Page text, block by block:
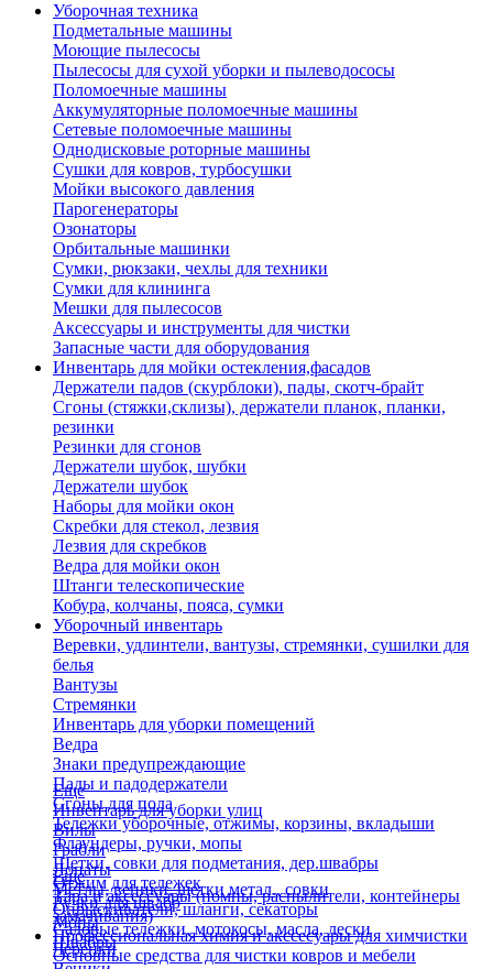
Уборочная техника
Подметальные машины
Моющие пылесосы
Пылесосы для сухой уборки и пылеводососы
Поломоечные машины
Аккумуляторные поломоечные машины
Сетевые поломоечные машины
Однодисковые роторные машины
Сушки для ковров, турбосушки
Мойки высокого давления
Парогенераторы
Озонаторы
Орбитальные машинки
Сумки, рюкзаки, чехлы для техники
Сумки для клининга
Мешки для пылесосов
Аксессуары и инструменты для чистки
Запасные части для оборудования
Инвентарь для мойки остекления,фасадов
Держатели падов (скурблоки), пады, скотч-брайт
Сгоны (стяжки,склизы), держатели планок, планки,
резинки
Резинки для сгонов
Держатели шубок, шубки
Держатели шубок
Наборы для мойки окон
Скребки для стекол, лезвия
Лезвия для скребков
Ведра для мойки окон
Штанги телескопические
Кобура, колчаны, пояса, сумки
Уборочный инвентарь
Веревки, удлинтели, вантузы, стремянки, сушилки для
белья
Вантузы
Стремянки
Инвентарь для уборки помещений
Ведра
Знаки предупреждающие
Пады и падодержатели
Сгоны для пола
Тележки уборочные, отжимы, корзины, вкладыши
Флаундеры, ручки, мопы
Щетки, совки для подметания, дер.швабры
Отжим для тележек
Ручки для швабр
Мопы
Швабры
Еще
Инвентарь для уборки улиц
Вилы
Грабли
Лопаты
Метлы, веники, щетки метал., совки
Опрыскиватели, шланги, секаторы
Садовые тележки, мотокосы, масла, лески
Черенки
Еще
Тара и аксессуары (помпы, распылители, контейнеры
замачивания)
Профессиональная химия и акссесуары для химчистки
Основные средства для чистки ковров и мебели